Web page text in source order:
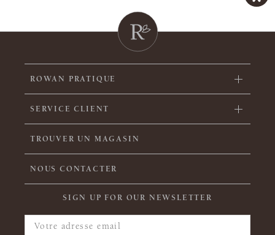
ROWAN PRATIQUE
SERVICE CLIENT
TROUVER UN MAGASIN
NOUS CONTACTER
SIGN UP FOR OUR NEWSLETTER